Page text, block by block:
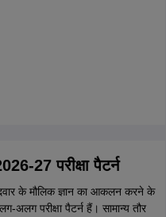
27 परीक्षा पैटर्न
के मौलिक ज्ञान का आकलन करने के
परीक्षा पैटर्न हैं। सामान्य तौर